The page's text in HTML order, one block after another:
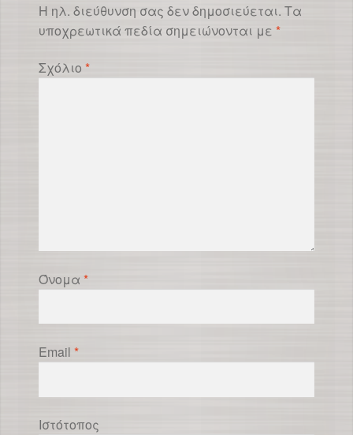
Η ηλ. διεύθυνση σας δεν δημοσιεύεται. Τα
υποχρεωτικά πεδία σημειώνονται με *
Σχόλιο *
Όνομα *
Email *
Ιστότοπος